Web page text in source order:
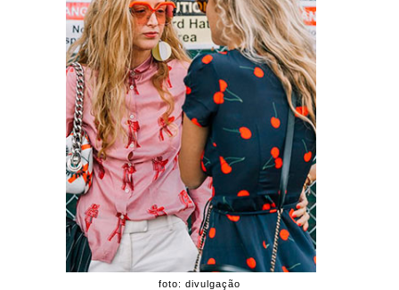
foto: divulgação